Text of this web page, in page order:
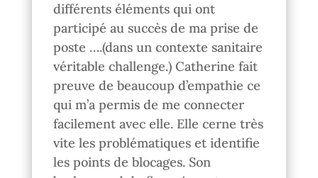
différents éléments qui ont
participé au succès de ma prise de
poste ….(dans un contexte sanitaire
véritable challenge.) Catherine fait
preuve de beaucoup d’empathie ce
qui m’a permis de me connecter
facilement avec elle. Elle cerne très
vite les problématiques et identifie
les points de blocages. Son